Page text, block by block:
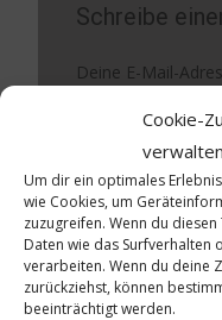
Cookie-
verwalten
Um dir ein optimales
wie Cookies, um
zuzugreifen. Wenn du
Daten wie das Surfverhalten
verarbeiten. Wenn du deine
zurückziehst, können
beeinträchtigt werden.
Schreibe
Deine E-Mail-
Kommentar*